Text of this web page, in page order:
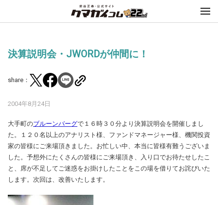
決算説明会・JWORDが仲間に！
share：
2004年8月24日
大手町のブルーンバーグで１６時３０分より決算説明会を開催しまし
た。１２０名以上のアナリスト様、ファンドマネージャー様、機関投資
家の皆様にご来場頂きました。お忙しい中、本当に皆様有難うございま
した。予想外にたくさんの皆様にご来場頂き、入り口でお待たせしたこ
と、席が不足してご迷惑をお掛けしたことをこの場を借りてお詫びいた
します。次回は、改善いたします。